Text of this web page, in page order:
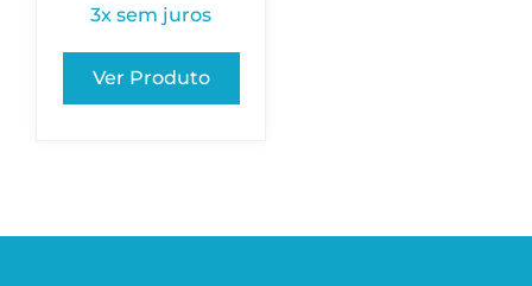
3x sem juros
Ver Produto